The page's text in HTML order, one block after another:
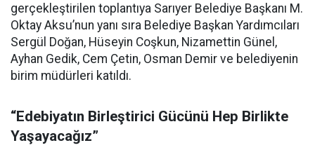
gerçekleştirilen toplantıya Sarıyer Belediye Başkanı M.
Oktay Aksu’nun yanı sıra Belediye Başkan Yardımcıları
Sergül Doğan, Hüseyin Coşkun, Nizamettin Günel,
Ayhan Gedik, Cem Çetin, Osman Demir ve belediyenin
birim müdürleri katıldı.
“Edebiyatın Birleştirici Gücünü Hep Birlikte
Yaşayacağız”